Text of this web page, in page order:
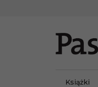
Książki